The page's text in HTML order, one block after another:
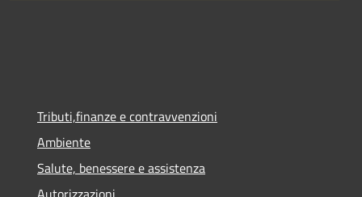
Tributi,finanze e contravvenzioni
Ambiente
Salute, benessere e assistenza